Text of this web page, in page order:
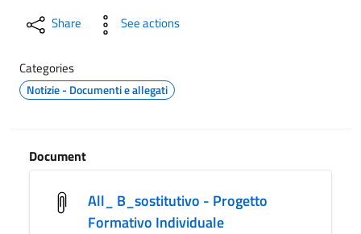
Share See actions
Categories
Notizie - Documenti e allegati
Document
All_ B_sostitutivo - Progetto
Formativo Individuale